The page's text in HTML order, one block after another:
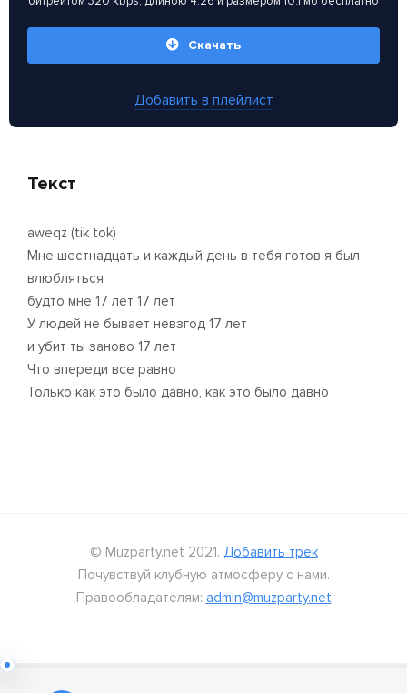
Скачать
Добавить в плейлист
Текст
aweqz (tik tok)
Мне шестнадцать и каждый день в тебя готов я был
влюбляться
будто мне 17 лет 17 лет
У людей не бывает невзгод 17 лет
и убит ты заново 17 лет
Что впереди все равно
Только как это было давно, как это было давно
© Muzparty.net 2021. Добавить трек
Почувствуй клубную атмосферу с нами.
Правообладателям: admin@muzparty.net